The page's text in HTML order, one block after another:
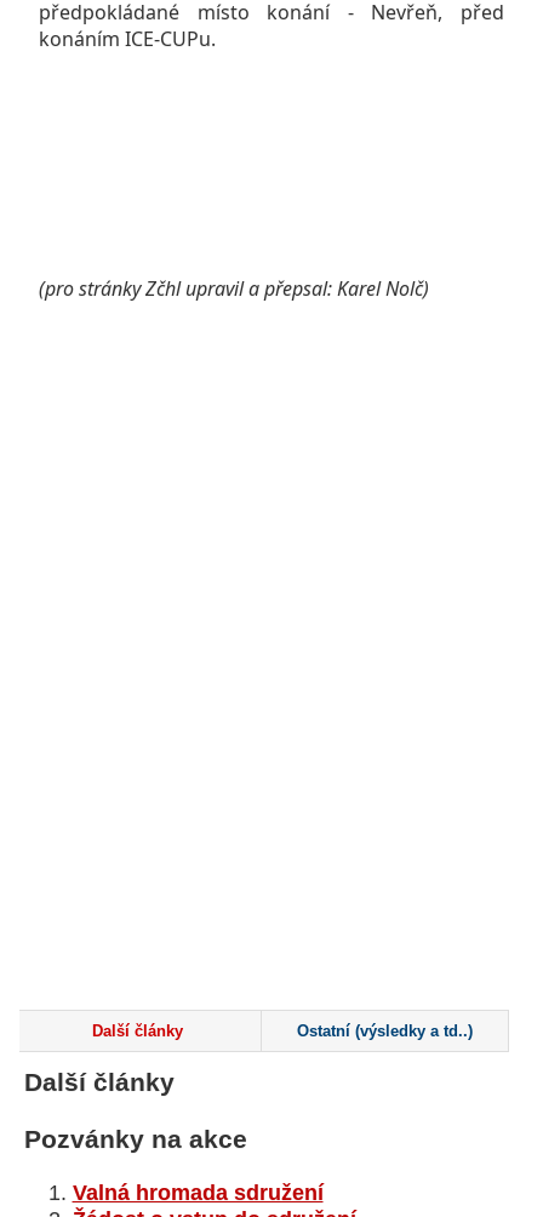
předpokládané místo konání - Nevřeň, před
konáním ICE-CUPu.
(pro stránky Zčhl upravil a přepsal: Karel Nolč)
Další články Ostatní (výsledky a td..)
Další články
Pozvánky na akce
Valná hromada sdružení